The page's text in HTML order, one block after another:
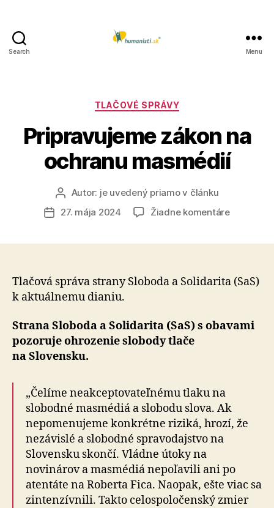
Search Menu
Kategórie
TLAČOVÉ SPRÁVY
Pripravujeme zákon na
ochranu masmédií
Autor
článku
Autor: je uvedený priamo v článku
Dátum
27. mája 2024 Žiadne komentárena
masmédií
Tlačová správa strany Sloboda a Solidarita (SaS)
k aktuálnemu dianiu.
Strana Sloboda a Solidarita (SaS) s obavami
pozoruje ohrozenie slobody tlače
na Slovensku.
„Čelíme neakceptovateľnému tlaku na
slobodné masmédiá a slobodu slova. Ak
nepomenujeme konkrétne riziká, hrozí, že
nezávislé a slobodné spravodajstvo na
Slovensku skončí. Vládne útoky na
novinárov a masmédiá nepoľavili ani po
atentáte na Roberta Fica. Naopak, ešte viac sa
zintenzívnili. Takto ce­lo­spo­lo­čen­ský zmier